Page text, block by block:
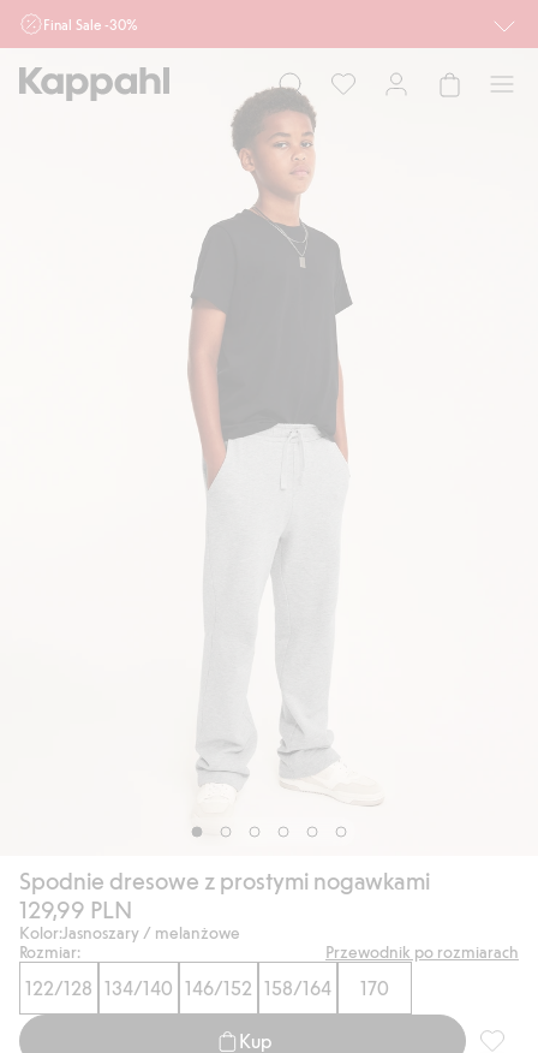
Final Sale -30%
działu outlet do 10.8 w sklepach Kappahl i Newbie oraz na kappahl.com. Ofert
nie łączymy
Dziecko
Spodnie dresowe z prostymi nogawkami
129,99 PLN
Kolor:Jasnoszary / melanżowe
Rozmiar:
Przewodnik po rozmiarach
122/128 134/140 146/152 158/164 170
Kup